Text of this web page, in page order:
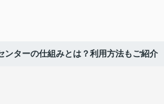
ターの仕組みとは？利用方法もご紹介